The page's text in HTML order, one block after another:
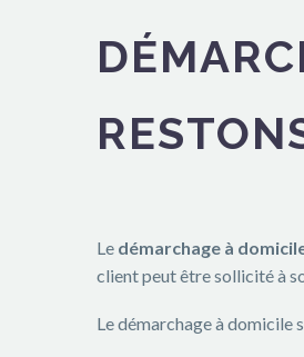
Le démarchage à
client peut être sollicité à
Le démarchage à domicile